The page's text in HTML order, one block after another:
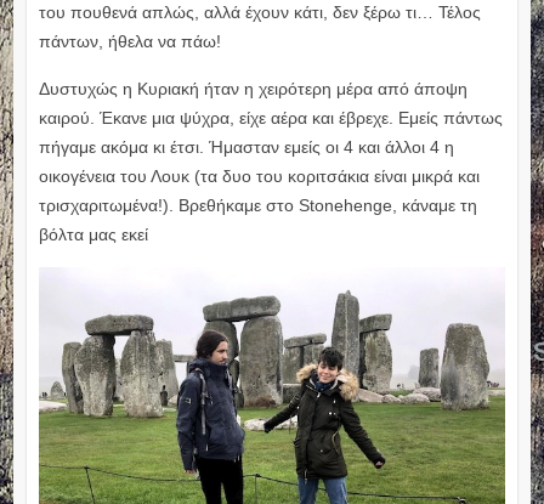
του πουθενά απλώς, αλλά έχουν κάτι, δεν ξέρω τι… Τέλος
πάντων, ήθελα να πάω!
Δυστυχώς η Κυριακή ήταν η χειρότερη μέρα από άποψη
καιρού. Έκανε μια ψύχρα, είχε αέρα και έβρεχε. Εμείς πάντως
πήγαμε ακόμα κι έτσι. Ήμασταν εμείς οι 4 και άλλοι 4 η
οικογένεια του Λουκ (τα δυο του κοριτσάκια είναι μικρά και
τρισχαριτωμένα!). Βρεθήκαμε στο Stonehenge, κάναμε τη
βόλτα μας εκεί